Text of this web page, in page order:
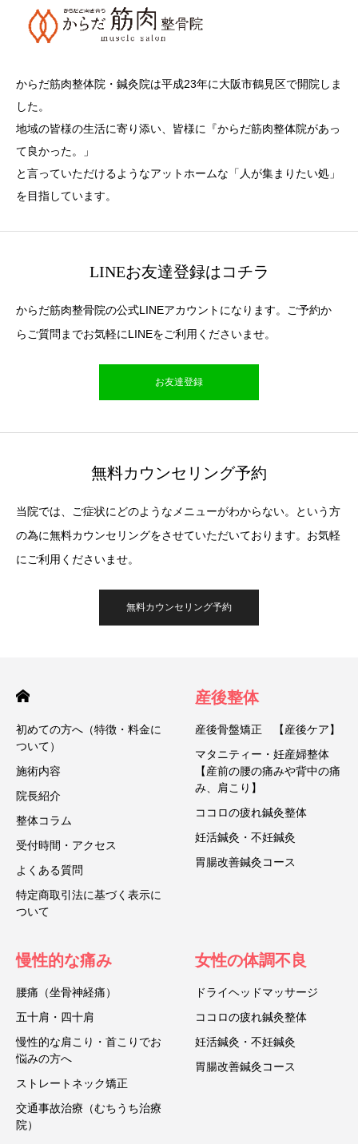
からだ筋肉整体院・鍼灸院は平成23年に大阪市鶴見区で開院しま
した。
地域の皆様の生活に寄り添い、皆様に『からだ筋肉整体院があっ
て良かった。」
と言っていただけるようなアットホームな「人が集まりたい処」
を目指しています。
LINEお友達登録はコチラ
からだ筋肉整骨院の公式LINEアカウントになります。ご予約か
らご質問までお気軽にLINEをご利用くださいませ。
お友達登録
無料カウンセリング予約
当院では、ご症状にどのようなメニューがわからない。という方
の為に無料カウンセリングをさせていただいております。お気軽
にご利用くださいませ。
無料カウンセリング予約
初めての方へ（特徴・料金に
ついて）
施術内容
院長紹介
整体コラム
受付時間・アクセス
よくある質問
特定商取引法に基づく表示に
ついて
産後整体
産後骨盤矯正 【産後ケア】
マタニティー・妊産婦整体
【産前の腰の痛みや背中の痛
み、肩こり】
ココロの疲れ鍼灸整体
妊活鍼灸・不妊鍼灸
胃腸改善鍼灸コース
慢性的な痛み
腰痛（坐骨神経痛）
五十肩・四十肩
慢性的な肩こり・首こりでお
悩みの方へ
ストレートネック矯正
交通事故治療（むちうち治療
院）
女性の体調不良
ドライヘッドマッサージ
ココロの疲れ鍼灸整体
妊活鍼灸・不妊鍼灸
胃腸改善鍼灸コース